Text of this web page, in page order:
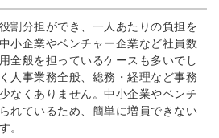
割分担ができ、一人あたりの負担を
小企業やベンチャー企業など社員数
全般を担っているケースも多いでし
人事業務全般、総務・経理など事務
なくありません。中小企業やベンチ
れているため、簡単に増員できない
。
※ログインIDとなります
利用規約 個人情報の取り扱いについて
同意のうえ
登録する